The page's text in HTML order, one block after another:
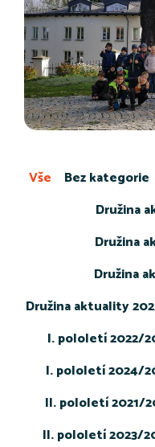
Bez kategorie
Družina
Družina
Družina
Družina aktuality
I. pololetí 2022/
I. pololetí 2024/
II. pololetí 2021/
II. pololetí 2023/
Vše